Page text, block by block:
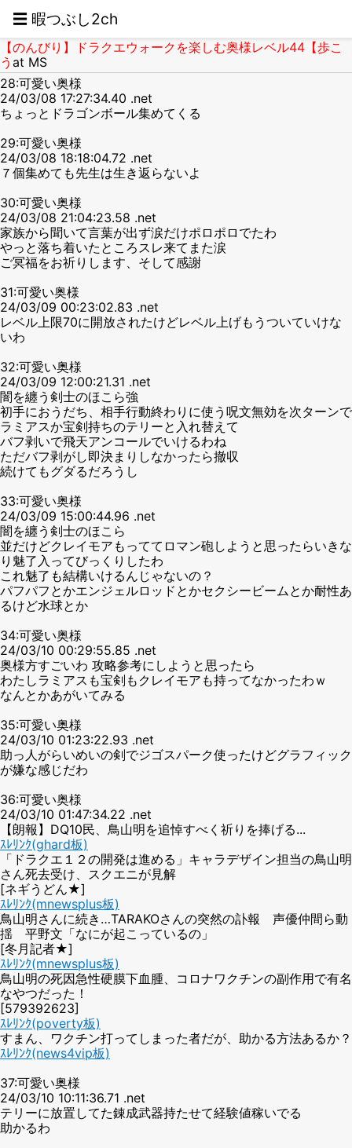
☰ 暇つぶし2ch
【のんびり】ドラクエウォークを楽しむ奥様レベル44【歩こ
う at MS
28:可愛い奥様
24/03/08 17:27:34.40 .net
ちょっとドラゴンボール集めてくる
29:可愛い奥様
24/03/08 18:18:04.72 .net
７個集めても先生は生き返らないよ
30:可愛い奥様
24/03/08 21:04:23.58 .net
家族から聞いて言葉が出ず涙だけポロポロでたわ
やっと落ち着いたところスレ来てまた涙
ご冥福をお祈りします、そして感謝
31:可愛い奥様
24/03/09 00:23:02.83 .net
レベル上限70に開放されたけどレベル上げもうついていけな
いわ
32:可愛い奥様
24/03/09 12:00:21.31 .net
闇を纏う剣士のほこら強
初手におうだち、相手行動終わりに使う呪文無効を次ターンで
ラミアスか宝剣持ちのテリーと入れ替えて
バフ剥いで飛天アンコールでいけるわね
ただバフ剥がし即決まりしなかったら撤収
続けてもグダるだろうし
33:可愛い奥様
24/03/09 15:00:44.96 .net
闇を纏う剣士のほこら
並だけどクレイモアもっててロマン砲しようと思ったらいきな
り魅了入ってびっくりしたわ
これ魅了も結構いけるんじゃないの？
パフパフとかエンジェルロッドとかセクシービームとか耐性あ
るけど水球とか
34:可愛い奥様
24/03/10 00:29:55.85 .net
奥様方すごいわ 攻略参考にしようと思ったら
わたしラミアスも宝剣もクレイモアも持ってなかったわｗ
なんとかあがいてみる
35:可愛い奥様
24/03/10 01:23:22.93 .net
助っ人がらいめいの剣でジゴスパーク使ったけどグラフィック
が嫌な感じだわ
36:可愛い奥様
24/03/10 01:47:34.22 .net
【朗報】DQ10民、鳥山明を追悼すべく祈りを捧げる...
ｽﾚﾘﾝｸ(ghard板)
「ドラクエ１２の開発は進める」キャラデザイン担当の鳥山明
さん死去受け、スクエニが見解
[ネギうどん★]
ｽﾚﾘﾝｸ(mnewsplus板)
鳥山明さんに続き…TARAKOさんの突然の訃報 声優仲間ら動
揺 平野文「なにが起こっているの」
[冬月記者★]
ｽﾚﾘﾝｸ(mnewsplus板)
鳥山明の死因急性硬膜下血腫、コロナワクチンの副作用で有名
なやつだった！
[579392623]
ｽﾚﾘﾝｸ(poverty板)
すまん、ワクチン打ってしまった者だが、助かる方法あるか？
ｽﾚﾘﾝｸ(news4vip板)
37:可愛い奥様
24/03/10 10:11:36.71 .net
テリーに放置してた錬成武器持たせて経験値稼いでる
助かるわ